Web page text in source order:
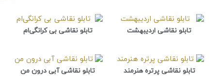
تابلو نقاشی اردیبهشت تابلو نقاشی بی کرانگی‌ام
تابلو نقاشی پرتره هنرمند تابلو نقاشی آبی درون من